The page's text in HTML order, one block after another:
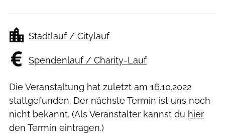
Stadtlauf / Citylauf
Spendenlauf / Charity-Lauf
Die Veranstaltung hat zuletzt am 16.10.2022
stattgefunden. Der nächste Termin ist uns noch
nicht bekannt. (Als Veranstalter kannst du hier
den Termin eintragen.)